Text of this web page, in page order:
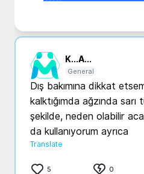
K...A...
General
Dış bakımına dikkat
kalktığımda ağzında
şekilde, neden olabilir
da kullanıyorum ayrıca
Translate
5 0